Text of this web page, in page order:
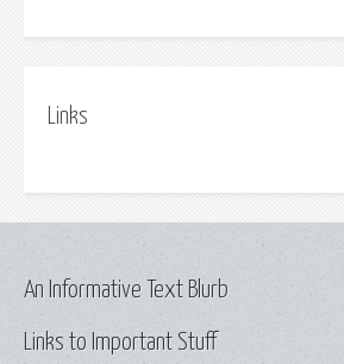
Links
Links to Important Stuff
An Informative Text Blurb